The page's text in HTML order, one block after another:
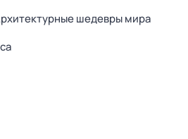
шедевры мира